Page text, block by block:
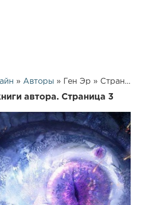
» Авторы » Ген Эр » Страница 3
автора. Страница 3